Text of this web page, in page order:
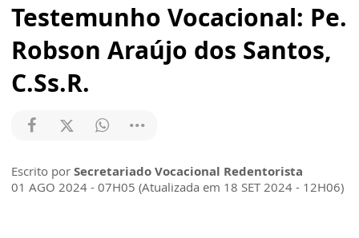
Testemunho Vocacional: Pe.
Robson Araújo dos Santos,
C.Ss.R.
Escrito por Secretariado Vocacional Redentorista
01 AGO 2024 - 07H05 (Atualizada em 18 SET 2024 - 12H06)